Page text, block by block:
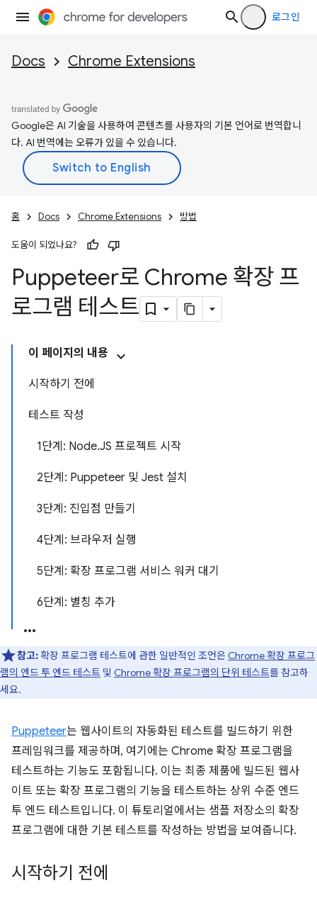
로그인
Docs Chrome Extensions
Google은 AI 기술을 사용하여 콘텐츠를 사용자의 기본 언어로 번역합니
다. AI 번역에는 오류가 있을 수 있습니다.
홈 Docs Chrome Extensions 방법
도움이 되었나요?
Puppeteer로 Chrome 확장 프
로그램 테스트
이 페이지의 내용
시작하기 전에
테스트 작성
1단계: Node.JS 프로젝트 시작
2단계: Puppeteer 및 Jest 설치
3단계: 진입점 만들기
4단계: 브라우저 실행
5단계: 확장 프로그램 서비스 워커 대기
6단계: 별칭 추가
참고:확장 프로그램 테스트에 관한 일반적인 조언은 Chrome 확장 프로그
램의 엔드 투 엔드 테스트 및 Chrome 확장 프로그램의 단위 테스트를 참고하
세요.
Puppeteer는 웹사이트의 자동화된 테스트를 빌드하기 위한
프레임워크를 제공하며, 여기에는 Chrome 확장 프로그램을
테스트하는 기능도 포함됩니다. 이는 최종 제품에 빌드된 웹사
이트 또는 확장 프로그램의 기능을 테스트하는 상위 수준 엔드
투 엔드 테스트입니다. 이 튜토리얼에서는 샘플 저장소의 확장
프로그램에 대한 기본 테스트를 작성하는 방법을 보여줍니다.
시작하기 전에